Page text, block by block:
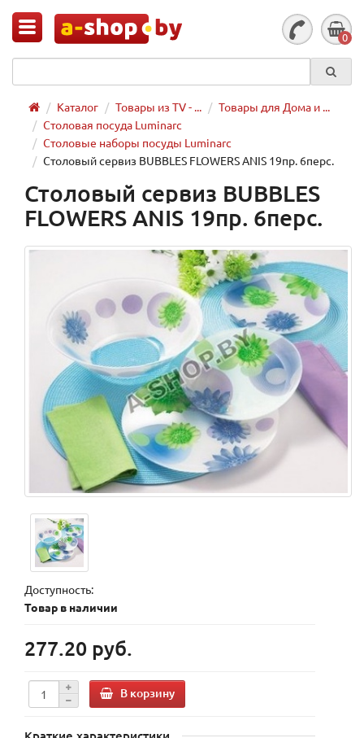
0
Каталог Товары из TV - ...
Товары для Дома и ...
Столовая посуда Luminarc
Столовые наборы посуды Luminarc
Столовый сервиз BUBBLES FLOWERS ANIS 19пр. 6перс.
Столовый сервиз BUBBLES
FLOWERS ANIS 19пр. 6перс.
Доступность:
Товар в наличии
277.20 руб.
В корзину